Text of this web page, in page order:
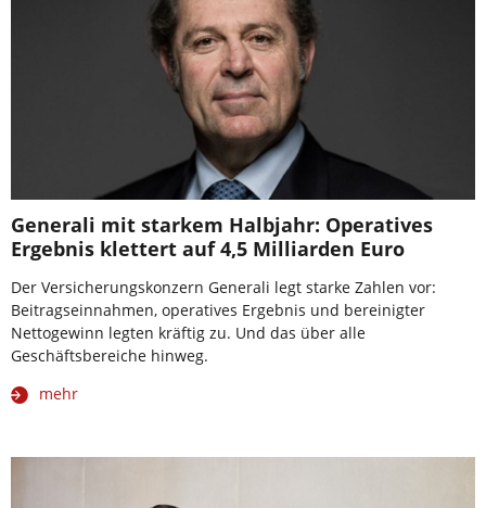
Generali mit starkem Halbjahr: Operatives
Ergebnis klettert auf 4,5 Milliarden Euro
Der Versicherungskonzern Generali legt starke Zahlen vor:
Beitragseinnahmen, operatives Ergebnis und bereinigter
Nettogewinn legten kräftig zu. Und das über alle
Geschäftsbereiche hinweg.
mehr